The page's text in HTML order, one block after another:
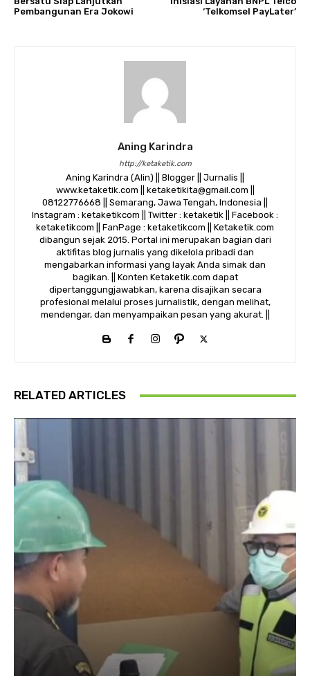
Pembangunan Era Jokowi
‘Telkomsel PayLater’
Aning Karindra
http://ketaketik.com
Aning Karindra (Alin) || Blogger || Jurnalis ||
www.ketaketik.com || ketaketikita@gmail.com ||
08122776668 || Semarang, Jawa Tengah, Indonesia ||
Instagram : ketaketikcom || Twitter : ketaketik || Facebook :
ketaketikcom || FanPage : ketaketikcom || Ketaketik.com
dibangun sejak 2015. Portal ini merupakan bagian dari
aktifitas blog jurnalis yang dikelola pribadi dan
mengabarkan informasi yang layak Anda simak dan
bagikan. || Konten Ketaketik.com dapat
dipertanggungjawabkan, karena disajikan secara
profesional melalui proses jurnalistik, dengan melihat,
mendengar, dan menyampaikan pesan yang akurat. ||
RELATED ARTICLES